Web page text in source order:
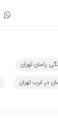
راسان تهران
در غرب تهران